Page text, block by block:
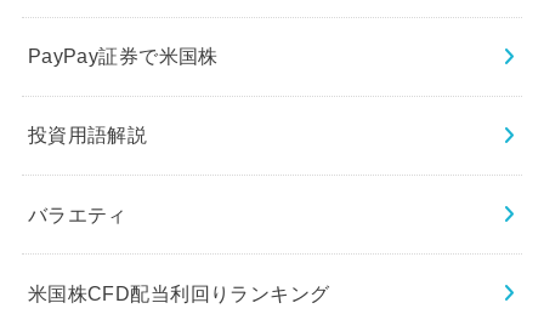
PayPay証券で米国株
投資用語解説
バラエティ
米国株CFD配当利回りランキング